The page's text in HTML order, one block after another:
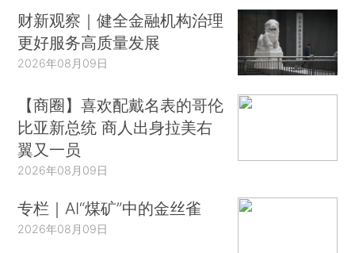
财新观察｜健全金融机构治理
更好服务高质量发展
2026年08月09日
【商圈】喜欢配戴名表的哥伦
比亚新总统 商人出身拉美右
翼又一员
2026年08月09日
专栏｜AI“煤矿”中的金丝雀
2026年08月09日